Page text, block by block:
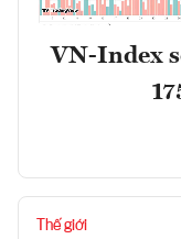
VN-Index
Thế giới